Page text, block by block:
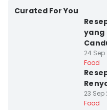
Curated For You
yang
24 Sep
Food
23 Sep
Food